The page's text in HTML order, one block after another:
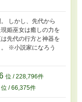
しかし、先代から
姫巫女は癒しの力を
先代の行方と神器を
※小説家になろう
位 / 228,796件
位 / 66,375件